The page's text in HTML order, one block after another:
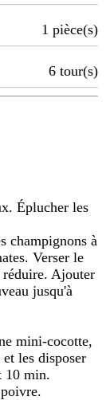
1 pièce(s)
6 tour(s)
Éplucher les
champignons à
Verser le
Ajouter
jusqu'à
mini-cocotte,
les disposer
10 min.